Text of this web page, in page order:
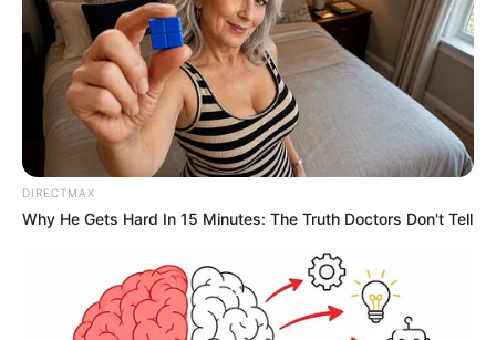
DIRECTMAX
Why He Gets Hard In 15 Minutes: The Truth Doctors Don't Tell